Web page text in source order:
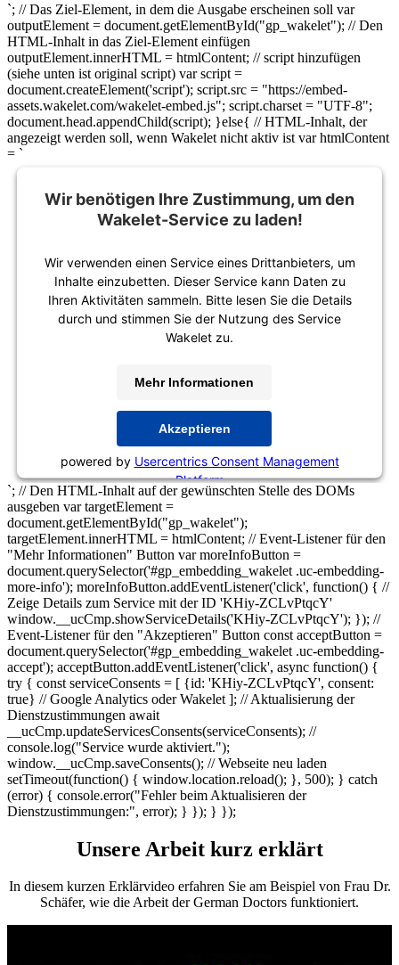
`; // Das Ziel-Element, in dem die Ausgabe erscheinen soll var
outputElement = document.getElementById("gp_wakelet"); // Den
HTML-Inhalt in das Ziel-Element einfügen
outputElement.innerHTML = htmlContent; // script hinzufügen
(siehe unten ist original script) var script =
document.createElement('script'); script.src = "https://embed-
assets.wakelet.com/wakelet-embed.js"; script.charset = "UTF-8";
document.head.appendChild(script); }else{ // HTML-Inhalt, der
angezeigt werden soll, wenn Wakelet nicht aktiv ist var htmlContent
= `
Wir benötigen Ihre Zustimmung, um den
Wakelet-Service zu laden!
Wir verwenden einen Service eines Drittanbieters, um
Inhalte einzubetten. Dieser Service kann Daten zu
Ihren Aktivitäten sammeln. Bitte lesen Sie die Details
durch und stimmen Sie der Nutzung des Service
Wakelet zu.
Mehr Informationen
Akzeptieren
powered by Usercentrics Consent Management
Platform
`; // Den HTML-Inhalt auf der gewünschten Stelle des DOMs
ausgeben var targetElement =
document.getElementById("gp_wakelet");
targetElement.innerHTML = htmlContent; // Event-Listener für den
"Mehr Informationen" Button var moreInfoButton =
document.querySelector('#gp_embedding_wakelet .uc-embedding-
more-info'); moreInfoButton.addEventListener('click', function() { //
Zeige Details zum Service mit der ID 'KHiy-ZCLvPtqcY'
window.__ucCmp.showServiceDetails('KHiy-ZCLvPtqcY'); }); //
Event-Listener für den "Akzeptieren" Button const acceptButton =
document.querySelector('#gp_embedding_wakelet .uc-embedding-
accept'); acceptButton.addEventListener('click', async function() {
try { const serviceConsents = [ {id: 'KHiy-ZCLvPtqcY', consent:
true} // Google Analytics oder Wakelet ]; // Aktualisierung der
Dienstzustimmungen await
__ucCmp.updateServicesConsents(serviceConsents); //
console.log("Service wurde aktiviert.");
window.__ucCmp.saveConsents(); // Webseite neu laden
setTimeout(function() { window.location.reload(); }, 500); } catch
(error) { console.error("Fehler beim Aktualisieren der
Dienstzustimmungen:", error); } }); } });
Unsere Arbeit kurz erklärt
In diesem kurzen Erklär­video erfah­ren Sie am Beispiel von Frau Dr.
Schäfer, wie die Arbeit der German Doctors funktio­niert.